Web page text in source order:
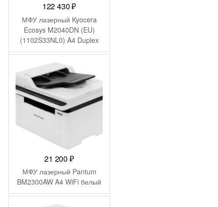
122 430₽
МФУ лазерный Kyocera
Ecosys M2040DN (EU)
(1102S33NL0) A4 Duplex
белый
21 200₽
МФУ лазерный Pantum
BM2300AW A4 WiFi белый